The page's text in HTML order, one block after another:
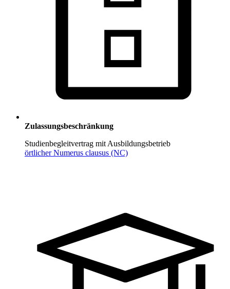
Zulassungsbeschränkung
Studienbegleitvertrag mit Ausbildungsbetrieb
örtlicher Numerus clausus (NC)